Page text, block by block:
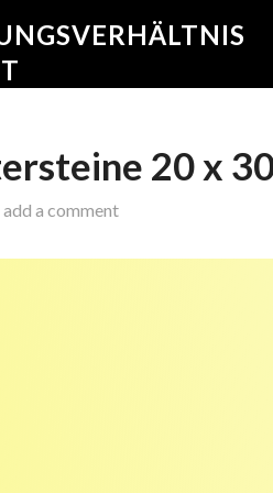
20 x
onDezember 25, 2014
add a comment